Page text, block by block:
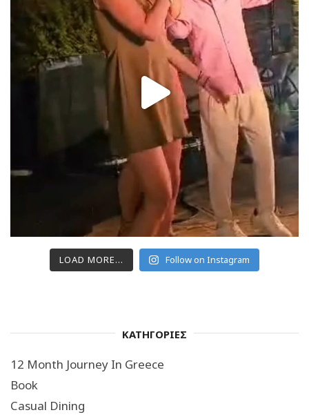
LOAD MORE... Follow on Instagram
ΚΑΤΗΓΟΡΙΕΣ
12 Month Journey In Greece
Book
Casual Dining